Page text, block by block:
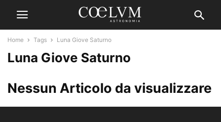
Home Tags Luna Giove Saturno
Luna Giove Saturno
Nessun Articolo da visualizzare